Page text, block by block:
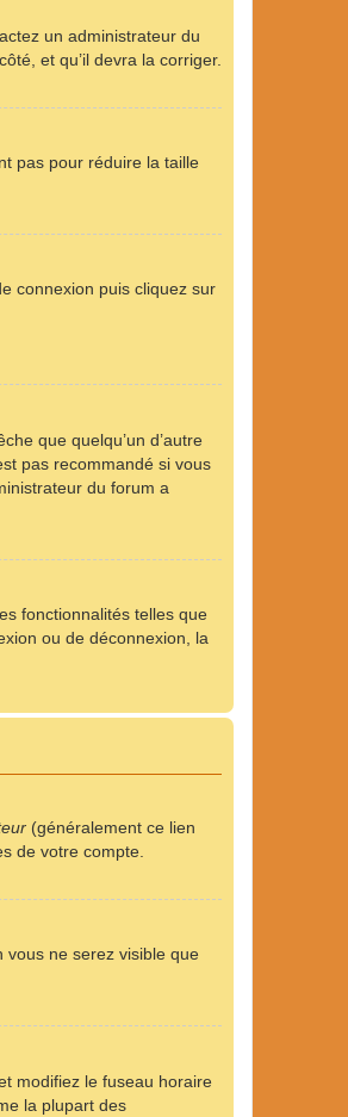
un administrateur du
et qu’il devra la corriger.
pas pour réduire la taille
connexion puis cliquez sur
que quelqu’un d’autre
pas recommandé si vous
du forum a
fonctionnalités telles que
ou de déconnexion, la
(généralement ce lien
de votre compte.
vous ne serez visible que
modifiez le fuseau horaire
la plupart des